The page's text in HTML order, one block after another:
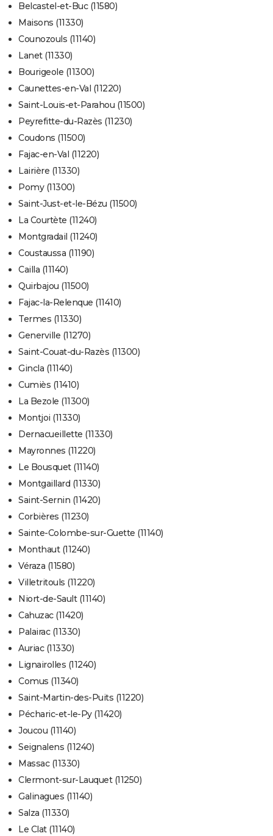
Belcastel-et-Buc (11580)
Maisons (11330)
Counozouls (11140)
Lanet (11330)
Bourigeole (11300)
Caunettes-en-Val (11220)
Saint-Louis-et-Parahou (11500)
Peyrefitte-du-Razès (11230)
Coudons (11500)
Fajac-en-Val (11220)
Lairière (11330)
Pomy (11300)
Saint-Just-et-le-Bézu (11500)
La Courtète (11240)
Montgradail (11240)
Coustaussa (11190)
Cailla (11140)
Quirbajou (11500)
Fajac-la-Relenque (11410)
Termes (11330)
Generville (11270)
Saint-Couat-du-Razès (11300)
Gincla (11140)
Cumiès (11410)
La Bezole (11300)
Montjoi (11330)
Dernacueillette (11330)
Mayronnes (11220)
Le Bousquet (11140)
Montgaillard (11330)
Saint-Sernin (11420)
Corbières (11230)
Sainte-Colombe-sur-Guette (11140)
Monthaut (11240)
Véraza (11580)
Villetritouls (11220)
Niort-de-Sault (11140)
Cahuzac (11420)
Palairac (11330)
Auriac (11330)
Lignairolles (11240)
Comus (11340)
Saint-Martin-des-Puits (11220)
Pécharic-et-le-Py (11420)
Joucou (11140)
Seignalens (11240)
Massac (11330)
Clermont-sur-Lauquet (11250)
Galinagues (11140)
Salza (11330)
Le Clat (11140)